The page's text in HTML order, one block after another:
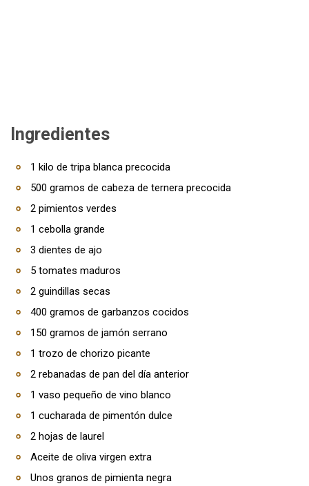
Ingredientes
1 kilo de tripa blanca precocida
500 gramos de cabeza de ternera precocida
2 pimientos verdes
1 cebolla grande
3 dientes de ajo
5 tomates maduros
2 guindillas secas
400 gramos de garbanzos cocidos
150 gramos de jamón serrano
1 trozo de chorizo picante
2 rebanadas de pan del día anterior
1 vaso pequeño de vino blanco
1 cucharada de pimentón dulce
2 hojas de laurel
Aceite de oliva virgen extra
Unos granos de pimienta negra